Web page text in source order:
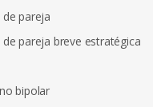
pareja
de pareja breve estratégica
bipolar